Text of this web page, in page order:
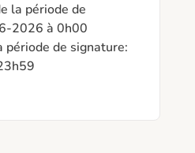
la période de
2026 à 0h00
période de signature: